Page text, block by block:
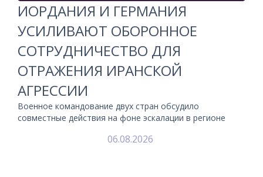
ИОРДАНИЯ И ГЕРМАНИЯ
УСИЛИВАЮТ ОБОРОННОЕ
СОТРУДНИЧЕСТВО ДЛЯ
ОТРАЖЕНИЯ ИРАНСКОЙ
АГРЕССИИ
Военное командование двух стран обсудило
совместные действия на фоне эскалации в регионе
06.08.2026